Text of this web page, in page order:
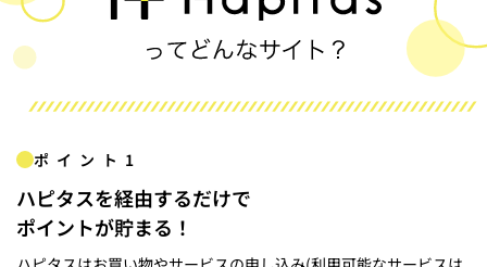
ポイント1
ハピタスを経由するだけで
ポイントが貯まる！